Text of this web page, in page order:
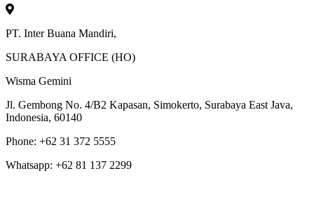
PT. Inter Buana Mandiri,
SURABAYA OFFICE (HO)
Wisma Gemini
Jl. Gembong No. 4/B2 Kapasan, Simokerto, Surabaya East Java,
Indonesia, 60140
Phone: +62 31 372 5555
Whatsapp: +62 81 137 2299